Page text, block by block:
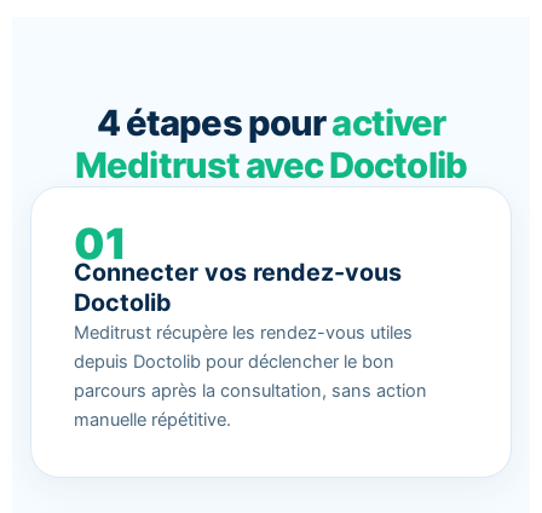
4 étapes pouractiver
Meditrust avec Doctolib
01
Connecter vos rendez-vous
Doctolib
Meditrust récupère les rendez-vous utiles
depuis Doctolib pour déclencher le bon
parcours après la consultation, sans action
manuelle répétitive.